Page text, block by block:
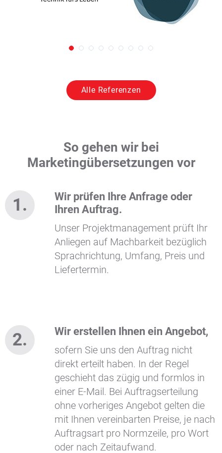
Alle Referenzen
So gehen wir bei
Marketingübersetzungen vor
Wir prüfen Ihre Anfrage oder
Ihren Auftrag.
Unser Projektmanagement prüft Ihr
Anliegen auf Machbarkeit bezüglich
Sprachrichtung, Umfang, Preis und
Liefertermin.
Wir erstellen Ihnen ein Angebot,
sofern Sie uns den Auftrag nicht
direkt erteilt haben. In der Regel
geschieht das zügig und formlos in
einer E-Mail. Bei Auftragserteilung
ohne vorheriges Angebot gelten die
mit Ihnen vereinbarten Preise, je nach
Auftragsart pro Normzeile, pro Wort
oder nach Zeitaufwand.